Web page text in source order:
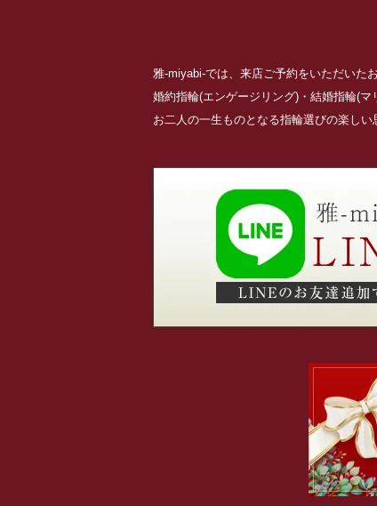
雅-miyabi-では、来店ご予約をいただいた
婚約指輪(エンゲージリング)・結婚指輪(
お二人の一生ものとなる指輪選びの楽し